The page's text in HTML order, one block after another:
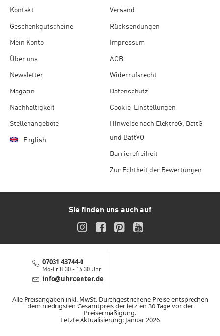
Kontakt
Geschenkgutscheine
Mein Konto
Über uns
Newsletter
Magazin
Nachhaltigkeit
Stellenangebote
English
Versand
Rücksendungen
Impressum
AGB
Widerrufsrecht
Datenschutz
Cookie-Einstellungen
Hinweise nach ElektroG, BattG
und BattVO
Barrierefreiheit
Zur Echtheit der Bewertungen
Sie finden uns auch auf
InstagramFacebookPinterest
Service-Hotline
07031 43744-0
Mo-Fr 8:30 - 16:30 Uhr
Service E-Mail
info@uhrcenter.de
Alle Preisangaben inkl. MwSt. Durchgestrichene Preise entsprechen
dem niedrigsten Gesamtpreis der letzten 30 Tage vor der
Preisermäßigung.
Letzte Aktualisierung: Januar 2026